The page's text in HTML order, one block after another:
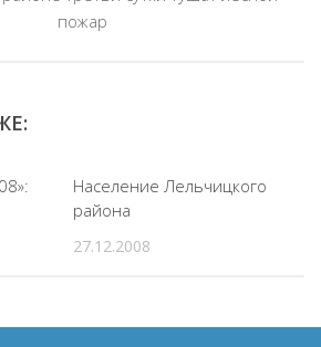
пожар
Население Лельчицкого
района
27.12.2008